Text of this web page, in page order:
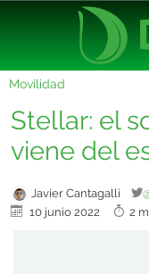
Movilidad
Stellar: el
viene del
Javier Cantagalli
10 junio 2022
2